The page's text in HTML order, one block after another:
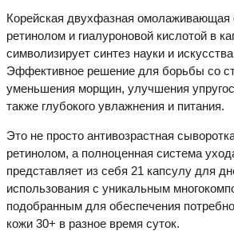
Корейская двухфазная омолаживающая
ретинолом и гиалуроновой кислотой в
символизирует синтез науки и
Эффективное решение для борьбы со
уменьшения морщин, улучшения
также глубокого увлажнения и питания.
Это не просто антивозрастная
ретинолом, а полноценная система
представляет из себя 21 капсулу для
использования с уникальным
подобранным для обеспечения
кожи 30+ в разное время суток.